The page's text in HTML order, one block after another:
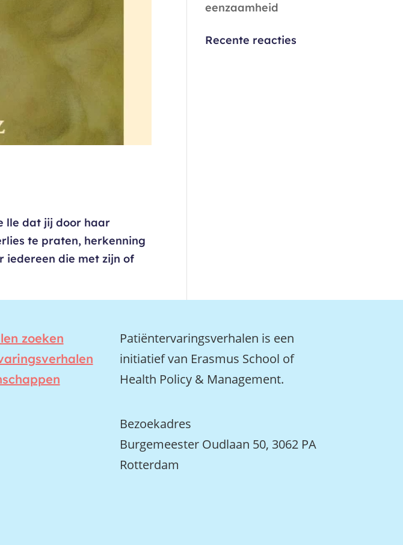
lle dat jij door haar
te praten, herkenning
iedereen die met zijn of
eenzaamheid
Recente reacties
zoeken
Patiëntervaringsverhalen is een
initiatief van Erasmus School of
Health Policy & Management.
Bezoekadres
Burgemeester Oudlaan 50, 3062 PA
Rotterdam